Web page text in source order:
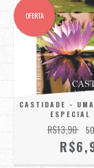
OFERTA
CASTIDADE -
ESPECIAL
R$13,90 50